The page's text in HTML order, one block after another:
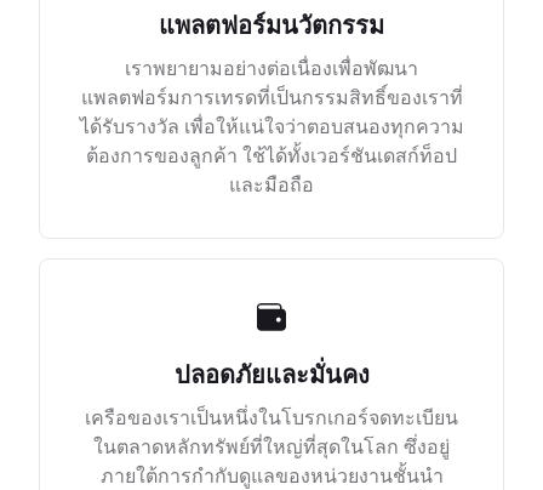
แพลตฟอร์มนวัตกรรม
เราพยายามอย่างต่อเนื่องเพื่อพัฒนา
แพลตฟอร์มการเทรดที่เป็นกรรมสิทธิ์ของเราที่
ได้รับรางวัล เพื่อให้แน่ใจว่าตอบสนองทุกความ
ต้องการของลูกค้า ใช้ได้ทั้งเวอร์ชันเดสก์ท็อป
และมือถือ
ปลอดภัยและมั่นคง
เครือของเราเป็นหนึ่งในโบรกเกอร์จดทะเบียน
ในตลาดหลักทรัพย์ที่ใหญ่ที่สุดในโลก ซึ่งอยู่
ภายใต้การกำกับดูแลของหน่วยงานชั้นนำ